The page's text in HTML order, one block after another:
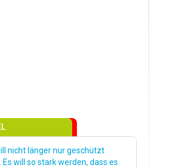
nicht länger nur geschützt
Es will so stark werden, dass es